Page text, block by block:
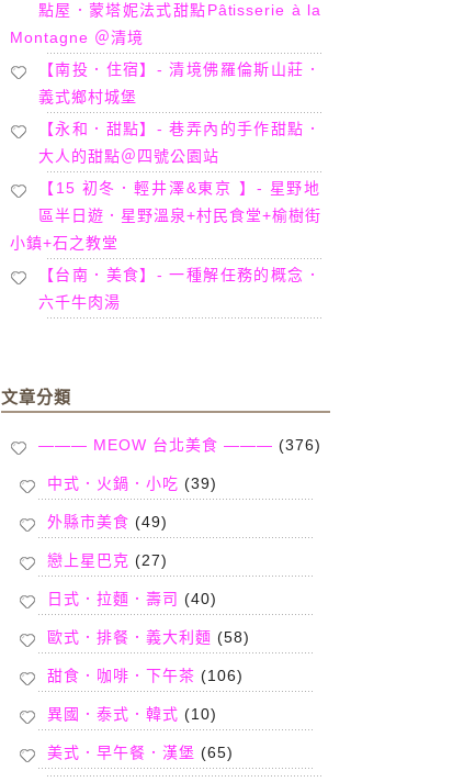
點屋．蒙塔妮法式甜點Pâtisserie à la
Montagne ＠清境
【南投．住宿】- 清境佛羅倫斯山莊．
義式鄉村城堡
【永和．甜點】- 巷弄內的手作甜點．
大人的甜點＠四號公園站
【15 初冬．輕井澤&東京 】- 星野地
區半日遊．星野溫泉+村民食堂+榆樹街
小鎮+石之教堂
【台南．美食】- 一種解任務的概念．
六千牛肉湯
文章分類
——— MEOW 台北美食 ——— (376)
中式．火鍋．小吃 (39)
外縣市美食 (49)
戀上星巴克 (27)
日式．拉麵．壽司 (40)
歐式．排餐．義大利麵 (58)
甜食．咖啡．下午茶 (106)
異國．泰式．韓式 (10)
美式．早午餐．漢堡 (65)